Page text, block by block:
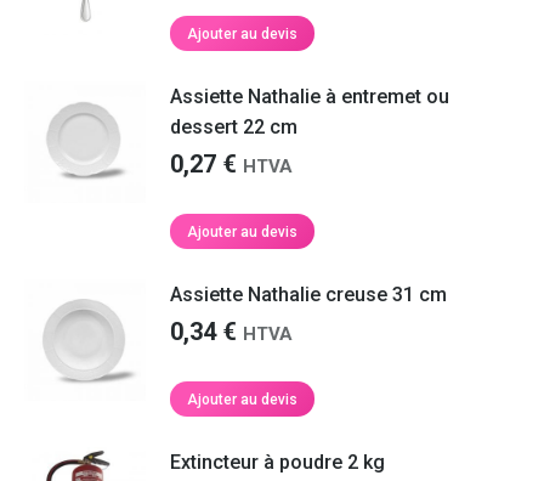
initial
0,30 €.
actuel
0,25 €.
Ajouter au devis
Assiette Nathalie à entremet ou
dessert 22 cm
0,27 € HTVA
Ajouter au devis
Assiette Nathalie creuse 31 cm
0,34 € HTVA
Ajouter au devis
Extincteur à poudre 2 kg